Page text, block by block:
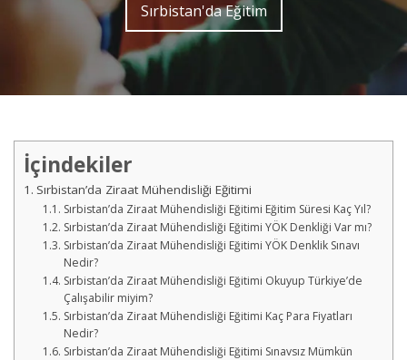
Sırbistan'da Eğitim
İçindekiler
Sırbistan’da Ziraat Mühendisliği Eğitimi
Sırbistan’da Ziraat Mühendisliği Eğitimi Eğitim Süresi Kaç Yıl?
Sırbistan’da Ziraat Mühendisliği Eğitimi YÖK Denkliği Var mı?
Sırbistan’da Ziraat Mühendisliği Eğitimi YÖK Denklik Sınavı
Nedir?
Sırbistan’da Ziraat Mühendisliği Eğitimi Okuyup Türkiye’de
Çalışabilir miyim?
Sırbistan’da Ziraat Mühendisliği Eğitimi Kaç Para Fiyatları
Nedir?
Sırbistan’da Ziraat Mühendisliği Eğitimi Sınavsız Mümkün